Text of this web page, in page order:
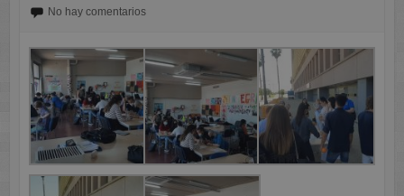
No hay comentarios